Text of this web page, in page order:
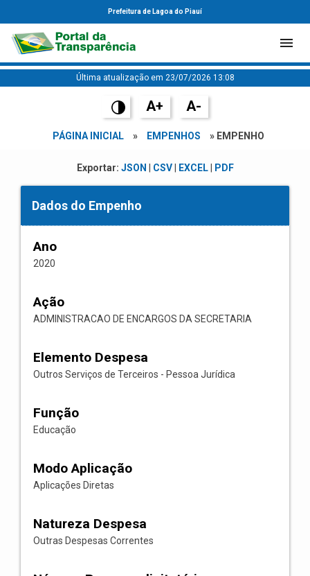
Prefeitura de Lagoa do Piauí
Última atualização em 23/07/2026 13:08
A+ A-
PÁGINA INICIAL » EMPENHOS » EMPENHO
Exportar: JSON CSV| EXCEL| PDF
Dados do Empenho
Ano
2020
Ação
ADMINISTRACAO DE ENCARGOS DA SECRETARIA
Elemento Despesa
Outros Serviços de Terceiros - Pessoa Jurídica
Função
Educação
Modo Aplicação
Aplicações Diretas
Natureza Despesa
Outras Despesas Correntes